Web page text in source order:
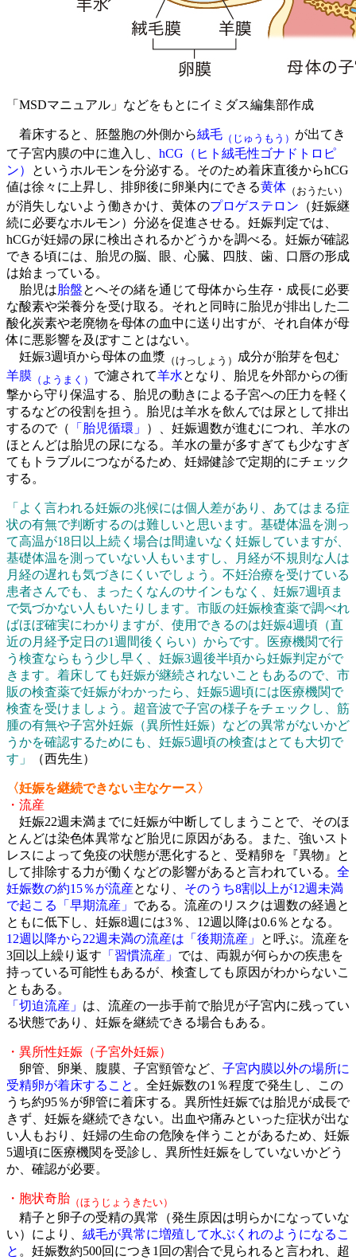
「MSDマニュアル」などをもとにイミダス編集部作成
着床すると、胚盤胞の外側から絨毛 （じゅうもう） が出てき
て子宮内膜の中に進入し、 hCG（ヒト絨毛性ゴナドトロピ
ン）
というホルモンを分泌する。そのため着床直後からhCG
値は徐々に上昇し、排卵後に卵巣内にできる黄体 （おうたい）
が消失しないよう働きかけ、黄体のプロゲステロン （妊娠継
続に必要なホルモン）分泌を促進させる。妊娠判定では、
hCGが妊婦の尿に検出されるかどうかを調べる。妊娠が確認
できる頃には、胎児の脳、眼、心臓、四肢、歯、口唇の形成
は始まっている。
胎児は胎盤とへその緒を通じて母体から生存・成長に必要
な酸素や栄養分を受け取る。それと同時に胎児が排出した二
酸化炭素や老廃物を母体の血中に送り出すが、それ自体が母
体に悪影響を及ぼすことはない。
妊娠3週頃から母体の血漿 （けっしょう）
成分が胎芽を包む
羊膜 （ようまく） で濾されて羊水となり、胎児を外部からの衝
撃から守り保温する、胎児の動きによる子宮への圧力を軽く
するなどの役割を担う。胎児は羊水を飲んでは尿として排出
するので（
「胎児循環」
）、妊娠週数が進むにつれ、羊水の
ほとんどは胎児の尿になる。羊水の量が多すぎても少なすぎ
てもトラブルにつながるため、妊婦健診で定期的にチェック
する。
「よく言われる妊娠の兆候には個人差があり、あてはまる症
状の有無で判断するのは難しいと思います。基礎体温を測っ
て高温が18日以上続く場合は間違いなく妊娠していますが、
基礎体温を測っていない人もいますし、月経が不規則な人は
月経の遅れも気づきにくいでしょう。不妊治療を受けている
患者さんでも、まったくなんのサインもなく、妊娠7週頃ま
で気づかない人もいたりします。市販の妊娠検査薬で調べれ
ばほぼ確実にわかりますが、使用できるのは妊娠4週頃（直
近の月経予定日の1週間後くらい）からです。医療機関で行
う検査ならもう少し早く、妊娠3週後半頃から妊娠判定がで
きます。着床しても妊娠が継続されないこともあるので、市
販の検査薬で妊娠がわかったら、妊娠5週頃には医療機関で
検査を受けましょう。超音波で子宮の様子をチェックし、筋
腫の有無や子宮外妊娠（異所性妊娠）などの異常がないかど
うかを確認するためにも、妊娠5週頃の検査はとても大切で
す」
（西先生）
〈妊娠を継続できない主なケース〉
・流産
妊娠22週未満までに妊娠が中断してしまうことで、そのほ
とんどは染色体異常など胎児に原因がある。また、強いスト
レスによって免疫の状態が悪化すると、受精卵を『異物』と
して排除する力が働くなどの影響があると言われている。 全
妊娠数の約15％が流産となり、 そのうち8割以上が12週未満
で起こる「早期流産」 である。流産のリスクは週数の経過と
ともに低下し、妊娠8週には3％、12週以降は0.6％となる。
12週以降から22週未満の流産は「後期流産」
と呼ぶ。流産を
3回以上繰り返す 「習慣流産」 では、両親が何らかの疾患を
持っている可能性もあるが、検査しても原因がわからないこ
ともある。
「切迫流産」 は、流産の一歩手前で胎児が子宮内に残ってい
る状態であり、妊娠を継続できる場合もある。
・異所性妊娠（子宮外妊娠）
卵管、卵巣、腹膜、子宮頸管など、 子宮内膜以外の場所に
受精卵が着床すること 。全妊娠数の1％程度で発生し、この
うち約95％が卵管に着床する。異所性妊娠では胎児が成長で
きず、妊娠を継続できない。出血や痛みといった症状が出な
い人もおり、妊婦の生命の危険を伴うことがあるため、妊娠
5週頃に医療機関を受診し、異所性妊娠をしていないかどう
か、確認が必要。
・胞状奇胎 （ほうじょうきたい）
精子と卵子の受精の異常（発生原因は明らかになっていな
い）により、 絨毛が異常に増殖して水ぶくれのようになるこ
と 。妊娠数約500回につき1回の割合で見られると言われ、超